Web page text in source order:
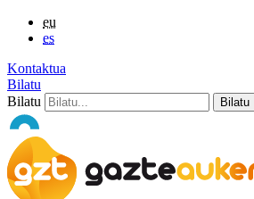
eu
es
Kontaktua
Bilatu
Bilatu